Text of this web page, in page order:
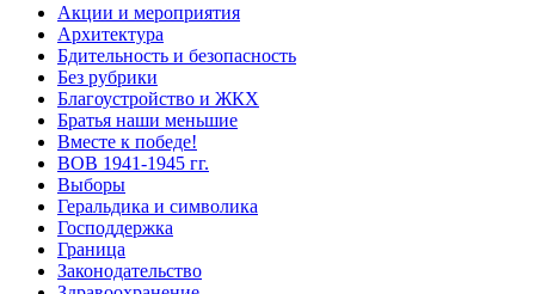
Акции и мероприятия
Архитектура
Бдительность и безопасность
Без рубрики
Благоустройство и ЖКХ
Братья наши меньшие
Вместе к победе!
ВОВ 1941-1945 гг.
Выборы
Геральдика и символика
Господдержка
Граница
Законодательство